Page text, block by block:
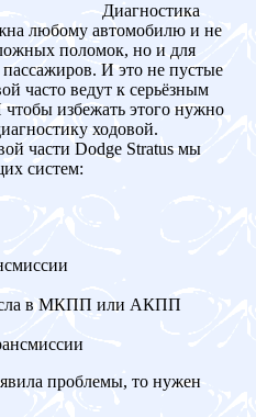
Диагностика
любому автомобилю и не
поломок, но и для
И это не пустые
часто ведут к серьёзным
избежать этого нужно
ходовой.
части Dodge Stratus мы
систем:
в МКПП или АКПП
проблемы, то нужен